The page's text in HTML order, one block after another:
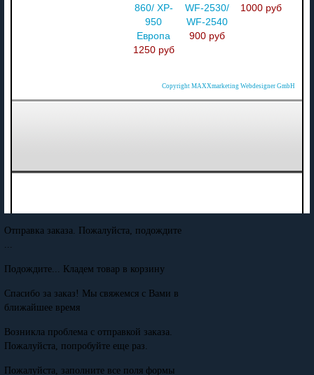
860/ XP-
950
Европа
1250 руб
WF-2530/
WF-2540
900 руб
1000 руб
Copyright MAXXmarketing Webdesigner GmbH
Отправка заказа. Пожалуйста, подождите
...
Подождите... Кладем товар в корзину
Спасибо за заказ! Мы свяжемся с Вами в
ближайшее время
Возникла проблема с отправкой заказа.
Пожалуйста, попробуйте еще раз.
Пожалуйста, заполните все поля формы